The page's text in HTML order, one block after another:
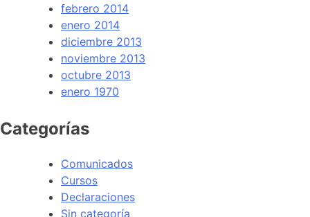
febrero 2014
enero 2014
diciembre 2013
noviembre 2013
octubre 2013
enero 1970
Categorías
Comunicados
Cursos
Declaraciones
Sin categoría